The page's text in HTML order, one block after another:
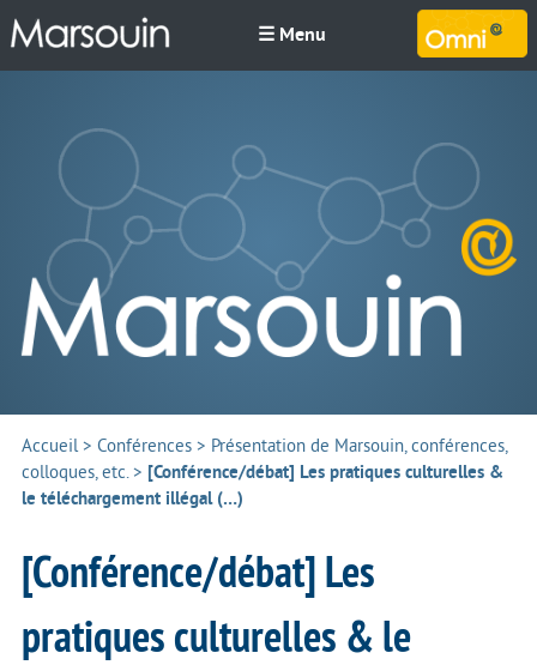
☰ Menu
Accueil> Conférences > Présentation de Marsouin, conférences,
colloques, etc.> [Conférence/débat] Les pratiques culturelles &
le téléchargement illégal (…)
[Conférence/débat] Les
pratiques culturelles & le